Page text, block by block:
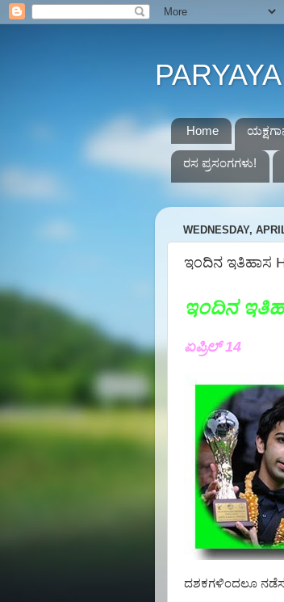
PARYAYA
Home
ರಸ ಪ್ರಸಂಗಗಳು!
WEDNESDAY,
ಇಂದಿನ ಇತಿಹಾಸ
ಇಂದಿನ
ಏಪ್ರಿಲ್ 14
ದಶಕಗಳಿಂದಲೂ